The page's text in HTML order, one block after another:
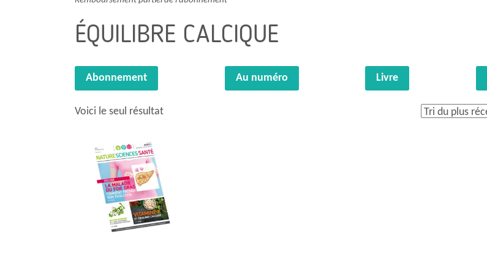
ÉQUILIBRE CALCIQUE
Abonnement Au numéro Livre
Voici le seul résultat